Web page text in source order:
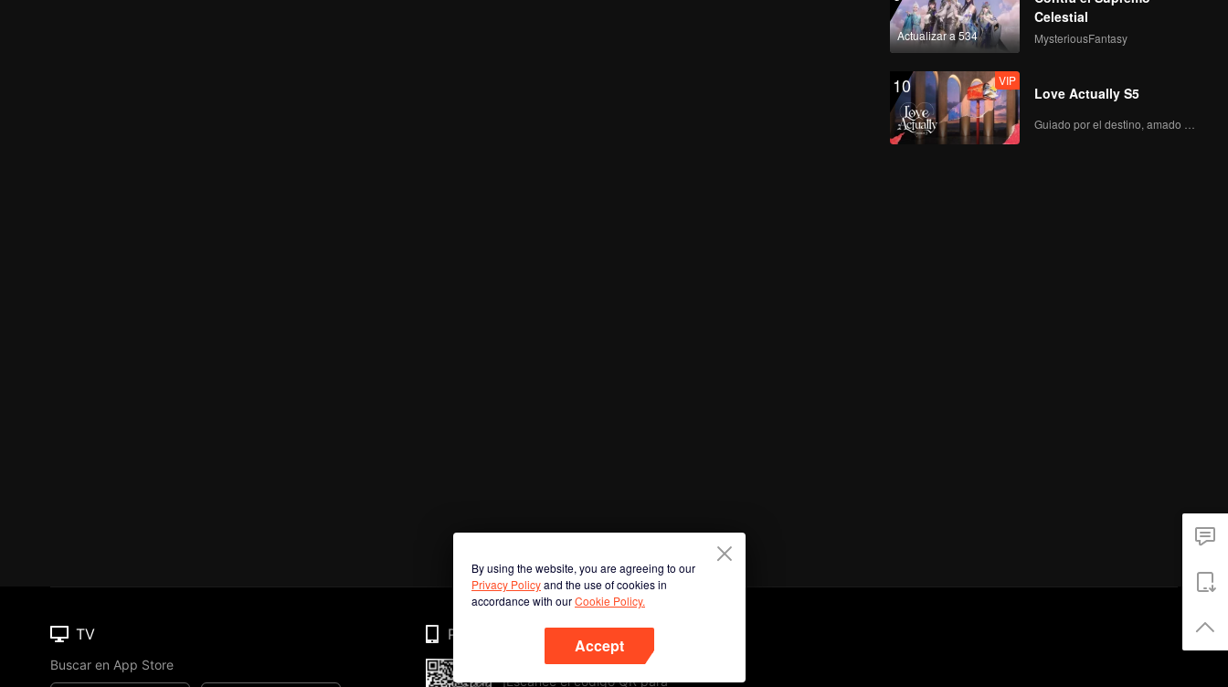
Actualizar a 534
Celestial
MysteriousFantasy
10 VIP
Love Actually S5
By using the website, you are agreeing to our
Privacy Policyand the use of cookies in
accordance with ourCookie Policy.
Accept
TV
Buscar en App Store
Phone
¡Escanee el código QR para